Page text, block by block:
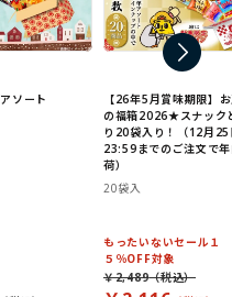
ソート
【26年5月賞味期限】
の福箱2026★スナック
り20袋入り！（12月25
23:59までのご注文で
荷）
20袋入
もったいないセール１
５％OFF対象
￥2,489